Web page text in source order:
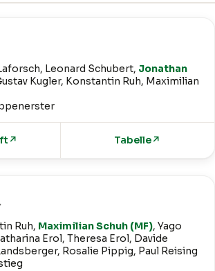
Leonard Schubert, Jonathan
Kugler, Konstantin Ruh, Maximilian
↗ Tabelle↗
Ruh, Maximilian Schuh (MF), Yago
Erol, Theresa Erol, Davide
Rosalie Pippig, Paul Reising